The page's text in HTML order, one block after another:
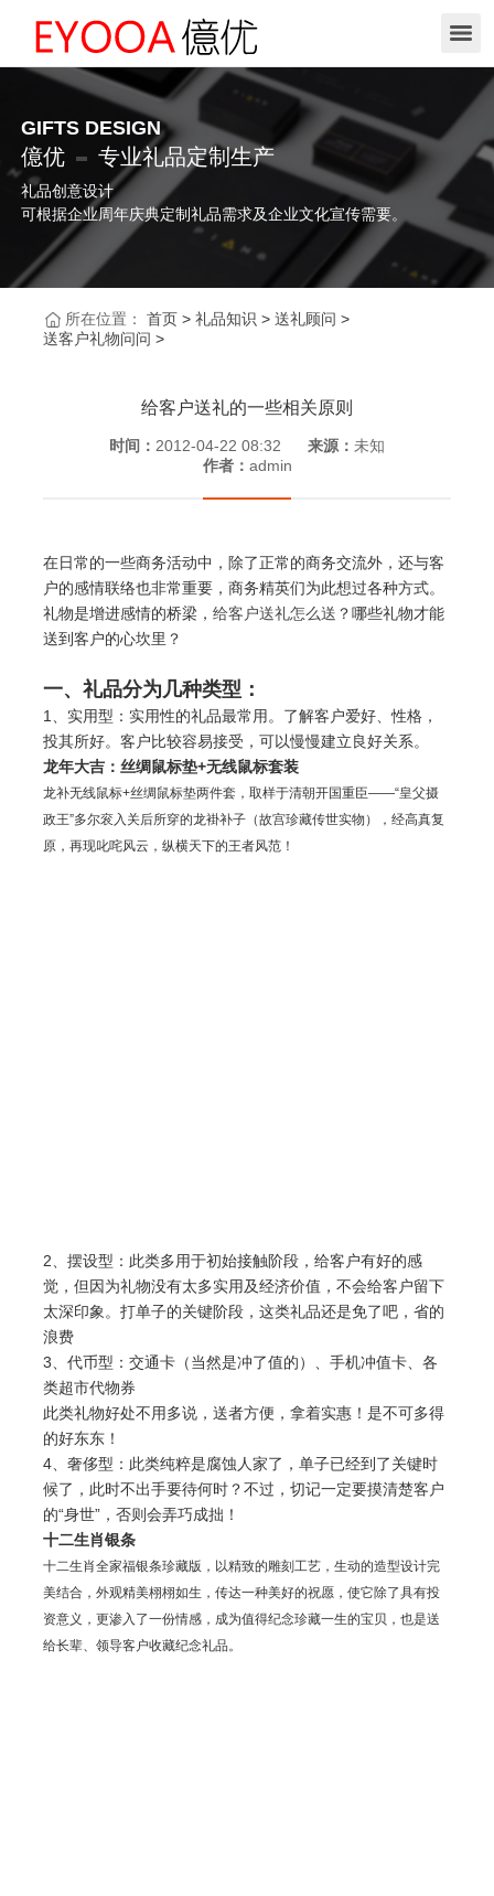
GIFTS DESIGN
億优 专业礼品定制生产
礼品创意设计
可根据企业周年庆典定制礼品需求及企业文化宣传需要。
所在位置： 首页 >礼品知识 >送礼顾问 >
送客户礼物问问 >
给客户送礼的一些相关原则
时间： 2012-04-22 08:32 来源： 未知
作者： admin
在日常的一些商务活动中，除了正常的商务交流外，还与客
户的感情联络也非常重要，商务精英们为此想过各种方式。
礼物是增进感情的桥梁， 给客户送礼怎么送 ？哪些礼物才能
送到客户的心坎里？
一、礼品分为几种类型：
1、实用型：实用性的礼品最常用。了解客户爱好、性格，
投其所好。客户比较容易接受，可以慢慢建立良好关系。
龙年大吉：丝绸鼠标垫+无线鼠标套装
龙补无线鼠标+丝绸鼠标垫两件套，取样于清朝开国重臣——“皇父摄
政王”多尔衮入关后所穿的龙褂补子（故宫珍藏传世实物），经高真复
原，再现叱咤风云，纵横天下的王者风范！
2、摆设型：此类多用于初始接触阶段，给客户有好的感
觉，但因为礼物没有太多实用及经济价值，不会给客户留下
太深印象。打单子的关键阶段，这类礼品还是免了吧，省的
浪费
3、代币型：交通卡（当然是冲了值的）、手机冲值卡、各
类超市代物券
此类礼物好处不用多说，送者方便，拿着实惠！是不可多得
的好东东！
4、奢侈型：此类纯粹是腐蚀人家了，单子已经到了关键时
候了，此时不出手要待何时？不过，切记一定要摸清楚客户
的“身世”，否则会弄巧成拙！
十二生肖银条
十二生肖全家福银条珍藏版，以精致的雕刻工艺，生动的造型设计完
美结合，外观精美栩栩如生，传达一种美好的祝愿，使它除了具有投
资意义，更渗入了一份情感，成为值得纪念珍藏一生的宝贝，也是送
给长辈、领导客户收藏纪念礼品。